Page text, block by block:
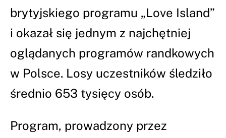
brytyjskiego programu „Love Island”
i okazał się jednym z najchętniej
oglądanych programów randkowych
w Polsce. Losy uczestników śledziło
średnio 653 tysięcy osób.
Program, prowadzony przez